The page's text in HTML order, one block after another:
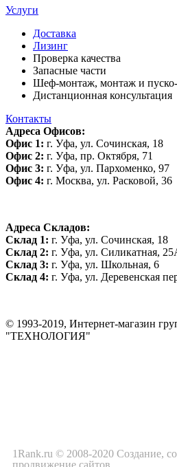
Услуги
Доставка
Лизинг
Проверка качества
Запасные части
Шеф-монтаж, монтаж и пуско-
Дистанционная консультация
Контакты
Адреса Офисов:
Офис 1: г. Уфа, ул. Сочинская, 18
Офис 2: г. Уфа, пр. Октября, 71
Офис 3: г. Уфа, ул. Пархоменко, 97
Офис 4: г. Москва, ул. Расковой, 36
Адреса Складов:
Склад 1: г. Уфа, ул. Сочинская, 18
Склад 2: г. Уфа, ул. Силикатная,
Склад 3: г. Уфа, ул. Школьная, 6
Склад 4: г. Уфа, ул. Деревенская
© 1993-2019, Интернет-магазин
"ТЕХНОЛОГИЯ"
1Rank.ru © 2008-2020 Создание,
продвижение сайтов